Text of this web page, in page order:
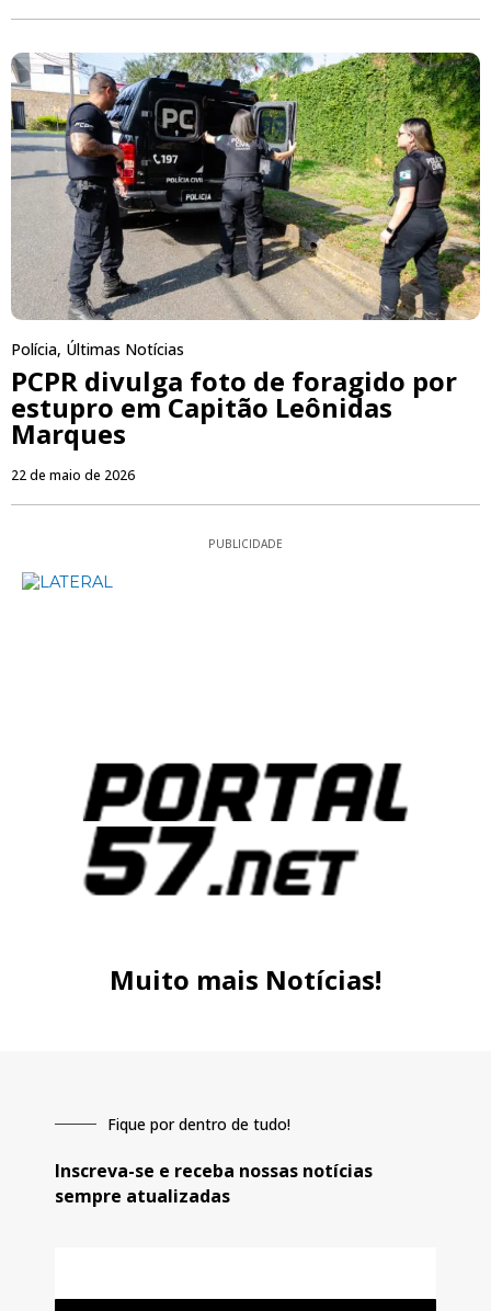
Polícia, Últimas Notícias
PCPR divulga foto de foragido por
estupro em Capitão Leônidas
Marques
22 de maio de 2026
PUBLICIDADE
Muito mais Notícias!
Fique por dentro de tudo!
Inscreva-se e receba nossas notícias
sempre atualizadas